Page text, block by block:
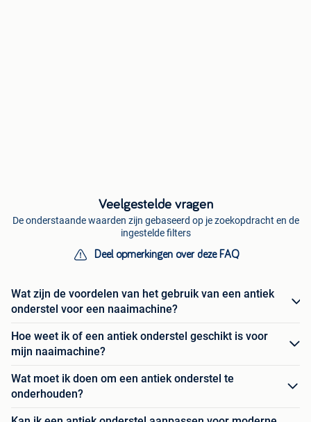
Veelgestelde vragen
De onderstaande waarden zijn gebaseerd op je zoekopdracht en de
ingestelde filters
Deel opmerkingen over deze FAQ
Wat zijn de voordelen van het gebruik van een antiek
onderstel voor een naaimachine?
Hoe weet ik of een antiek onderstel geschikt is voor
mijn naaimachine?
Wat moet ik doen om een antiek onderstel te
onderhouden?